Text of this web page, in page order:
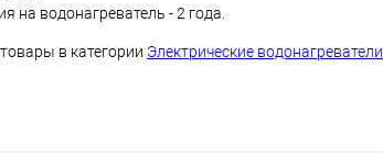
на водонагреватель - 2 года.
в категории Электрические водонагреватели